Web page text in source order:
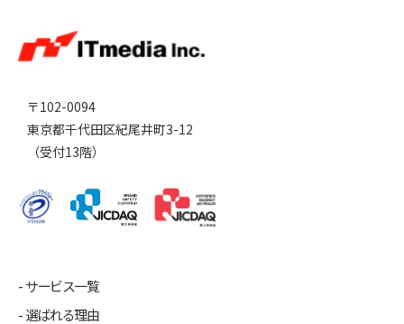
〒102-0094
東京都千代田区紀尾井町3-12
（受付13階）
サービス一覧
選ばれる理由